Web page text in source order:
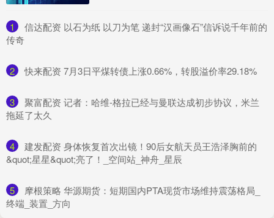
1
​信达配资 以石为纸 以刀为笔 递封“汉画像石”信诉说千年前的
传奇
2 ​快来配资 7月3日平煤转债上涨0.66%，转股溢价率29.18%
3
​聚富配资 记者：哈维-格拉已经与曼联达成初步协议，米兰
拖延了太久
4
​建发配资 身体恢复首次出镜！90后女航天员王浩泽胸前的
&quot;星星&quot;亮了！_空间站_神舟_星辰
5
​摩根策略 华源期货：短期国内PTA现货市场维持震荡格局_
终端_装置_方向